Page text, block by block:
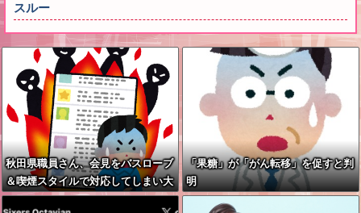
スルー
秋田県職員さん、会見をバスローブ
＆喫煙スタイルで対応してしまい大
炎上ｗ
「果糖」が「がん転移」を促すと判
明